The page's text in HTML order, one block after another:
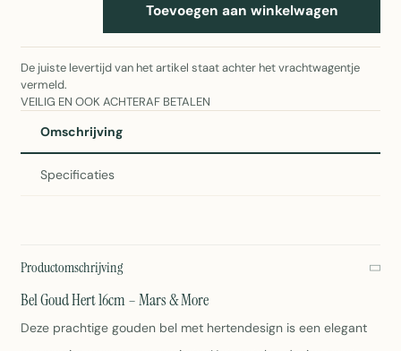
Toevoegen aan winkelwagen
De juiste levertijd van het artikel staat achter het vrachtwagentje
vermeld.
VEILIG EN OOK ACHTERAF BETALEN
Omschrijving
Specificaties
Productomschrijving
Bel Goud Hert 16cm – Mars & More
Deze prachtige gouden bel met hertendesign is een elegant